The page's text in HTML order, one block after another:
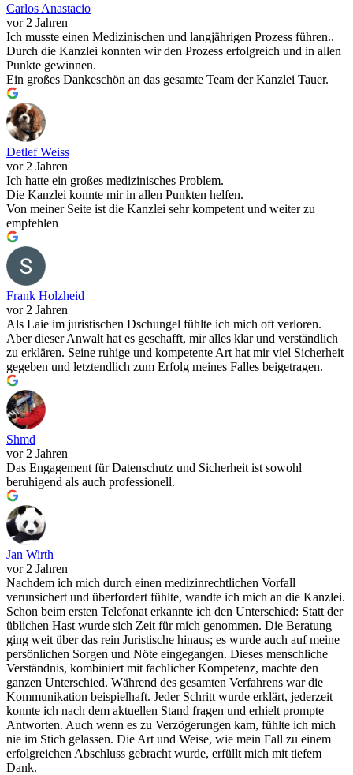
Carlos Anastacio
vor 2 Jahren
Ich musste einen Medizinischen und langjährigen Prozess führen..
Durch die Kanzlei konnten wir den Prozess erfolgreich und in allen
Punkte gewinnen.
Ein großes Dankeschön an das gesamte Team der Kanzlei Tauer.
Detlef Weiss
vor 2 Jahren
Ich hatte ein großes medizinisches Problem.
Die Kanzlei konnte mir in allen Punkten helfen.
Von meiner Seite ist die Kanzlei sehr kompetent und weiter zu
empfehlen
Frank Holzheid
vor 2 Jahren
Als Laie im juristischen Dschungel fühlte ich mich oft verloren.
Aber dieser Anwalt hat es geschafft, mir alles klar und verständlich
zu erklären. Seine ruhige und kompetente Art hat mir viel Sicherheit
gegeben und letztendlich zum Erfolg meines Falles beigetragen.
Shmd
vor 2 Jahren
Das Engagement für Datenschutz und Sicherheit ist sowohl
beruhigend als auch professionell.
Jan Wirth
vor 2 Jahren
Nachdem ich mich durch einen medizinrechtlichen Vorfall
verunsichert und überfordert fühlte, wandte ich mich an die Kanzlei.
Schon beim ersten Telefonat erkannte ich den Unterschied: Statt der
üblichen Hast wurde sich Zeit für mich genommen. Die Beratung
ging weit über das rein Juristische hinaus; es wurde auch auf meine
persönlichen Sorgen und Nöte eingegangen. Dieses menschliche
Verständnis, kombiniert mit fachlicher Kompetenz, machte den
ganzen Unterschied. Während des gesamten Verfahrens war die
Kommunikation beispielhaft. Jeder Schritt wurde erklärt, jederzeit
konnte ich nach dem aktuellen Stand fragen und erhielt prompte
Antworten. Auch wenn es zu Verzögerungen kam, fühlte ich mich
nie im Stich gelassen. Die Art und Weise, wie mein Fall zu einem
erfolgreichen Abschluss gebracht wurde, erfüllt mich mit tiefem
Dank.